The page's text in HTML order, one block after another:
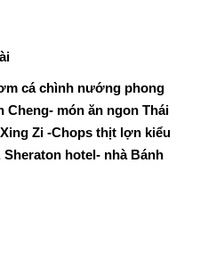
cá chình nướng phong
Cheng- món ăn ngon Thái
Zi -Chops thịt lợn kiểu
hotel- nhà Bánh